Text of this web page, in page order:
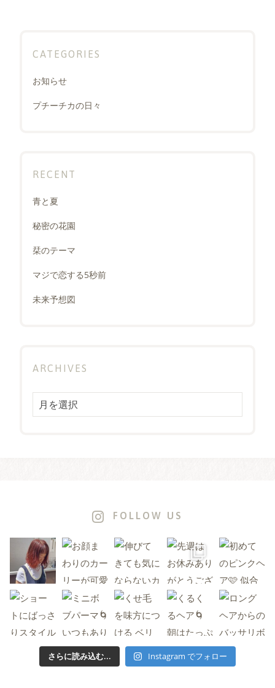
CATEGORIES
お知らせ
プチーチカの日々
RECENT
青と夏
秘密の花園
栞のテーマ
マジで恋する5秒前
未来予想図
ARCHIVES
Archives
FOLLOW US
さらに読み込む... Instagram でフォロー